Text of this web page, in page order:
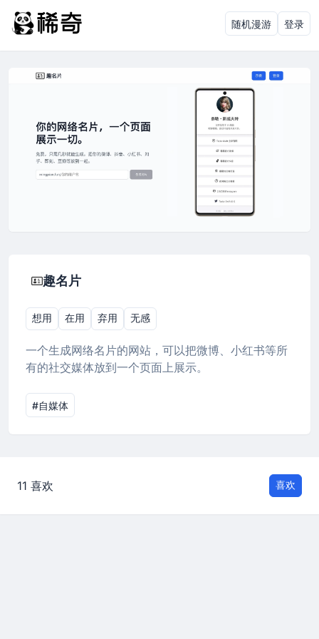
随机漫游 登录
趣名片
想用 在用 弃用 无感
一个生成网络名片的网站，可以把微博、小红书等所
有的社交媒体放到一个页面上展示。
#自媒体
11 喜欢 喜欢